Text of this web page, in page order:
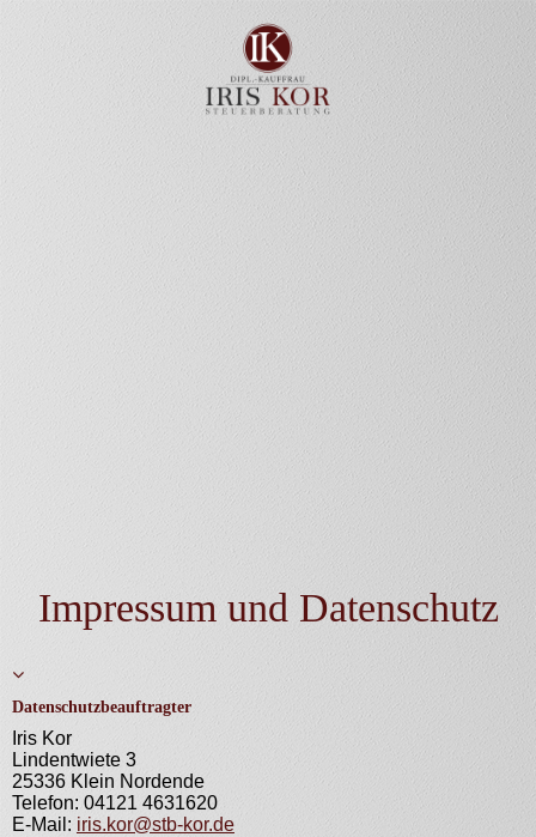
Impressum und Datenschutz
Datenschutzbeauftragter
Iris Kor
Lindentwiete 3
25336 Klein Nordende
Telefon: 04121 4631620
E-Mail: iris.kor@stb-kor.de